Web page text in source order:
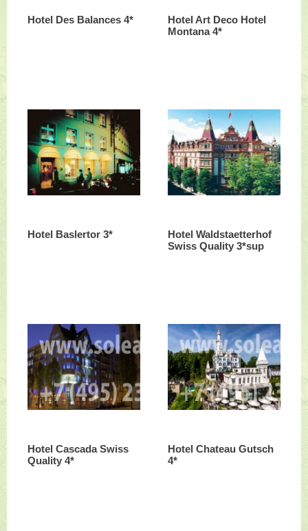
Hotel Des Balances 4*
Hotel Art Deco Hotel
Montana 4*
Hotel Baslertor 3*
Hotel Waldstaetterhof
Swiss Quality 3*sup
Hotel Cascada Swiss
Quality 4*
Hotel Chateau Gutsch
4*